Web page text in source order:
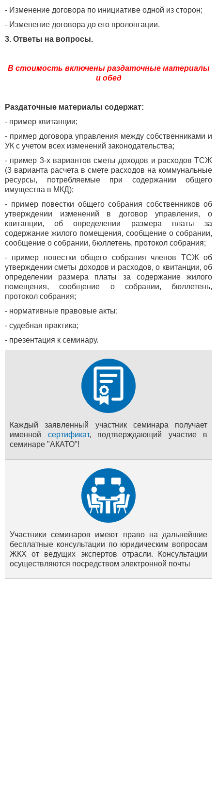
- Изменение договора по инициативе одной из сторон;
- Изменение договора до его пролонгации.
3. Ответы на вопросы.
В стоимость включены раздаточные материалы
и обед
Раздаточные материалы содержат:
- пример квитанции;
- пример договора управления между собственниками и
УК с учетом всех изменений законодательства;
- пример 3-х вариантов сметы доходов и расходов ТСЖ
(3 варианта расчета в смете расходов на коммунальные
ресурсы, потребляемые при содержании общего
имущества в МКД);
- пример повестки общего собрания собственников об
утверждении изменений в договор управления, о
квитанции, об определении размера платы за
содержание жилого помещения, сообщение о собрании,
сообщение о собрании, бюллетень, протокол собрания;
- пример повестки общего собрания членов ТСЖ об
утверждении сметы доходов и расходов, о квитанции, об
определении размера платы за содержание жилого
помещения, сообщение о собрании, бюллетень,
протокол собрания;
- нормативные правовые акты;
- судебная практика;
- презентация к семинару.
Каждый заявленный участник семинара получает
именной сертификат, подтверждающий участие в
семинаре "АКАТО"!
Участники семинаров имеют право на дальнейшие
бесплатные консультации по юридическим вопросам
ЖКХ от ведущих экспертов отрасли. Консультации
осуществляются посредством электронной почты